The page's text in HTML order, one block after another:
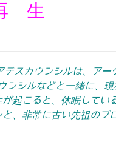
生
スカウンシルは、アー
シルなどと一緒に、
起こると、休眠してい
、非常に古い先祖のプ